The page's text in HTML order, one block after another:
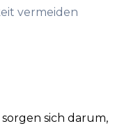
vermeiden
sich darum,